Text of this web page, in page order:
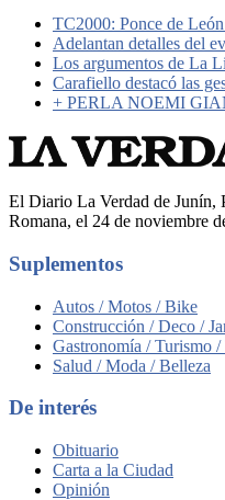
TC2000: Ponce de
Adelantan detalles del
Los argumentos de La
Carafiello destacó las
+ PERLA NOEMI
El Diario La Verdad de Junín,
Romana, el 24 de noviembre
Suplementos
Autos / Motos / Bike
Construcción / Deco /
Gastronomía / Turismo
Salud / Moda / Belleza
De interés
Obituario
Carta a la Ciudad
Opinión